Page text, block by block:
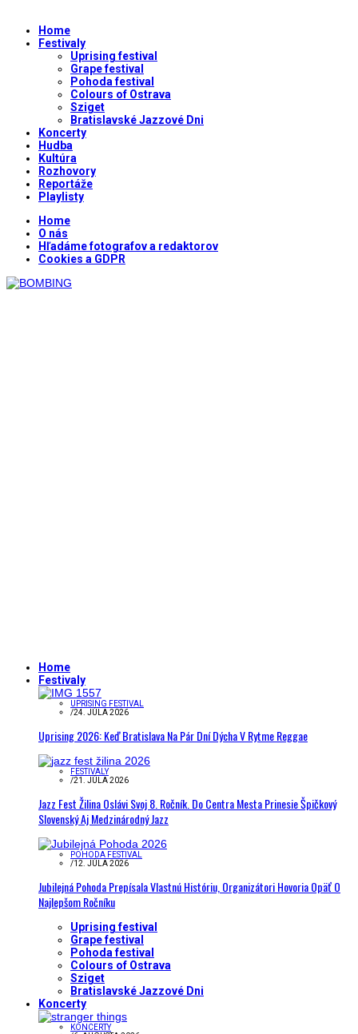
Home
Festivaly
Uprising festival
Grape festival
Pohoda festival
Colours of Ostrava
Sziget
Bratislavské Jazzové Dni
Koncerty
Hudba
Kultúra
Rozhovory
Reportáže
Playlisty
Home
O nás
Hľadáme fotografov a redaktorov
Cookies a GDPR
Home
Festivaly
UPRISING FESTIVAL
/24. JÚLA 2026
Uprising 2026: Keď Bratislava Na Pár Dní Dýcha V Rytme Reggae
FESTIVALY
/21. JÚLA 2026
Jazz Fest Žilina Oslávi Svoj 8. Ročník. Do Centra Mesta Prinesie Špičkový
Slovenský Aj Medzinárodný Jazz
POHODA FESTIVAL
/12. JÚLA 2026
Jubilejná Pohoda Prepísala Vlastnú Históriu, Organizátori Hovoria Opäť O
Najlepšom Ročníku
Uprising festival
Grape festival
Pohoda festival
Colours of Ostrava
Sziget
Bratislavské Jazzové Dni
Koncerty
KONCERTY